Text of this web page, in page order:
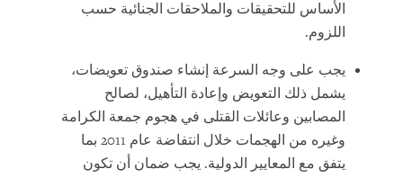
الأساس للتحقيقات والملاحقات الجنائية حسب
اللزوم.
يجب على وجه السرعة إنشاء صندوق تعويضات،
يشمل ذلك التعويض وإعادة التأهيل، لصالح
المصابين وعائلات القتلى في هجوم جمعة الكرامة
وغيره من الهجمات خلال انتفاضة عام 2011 بما
يتفق مع المعايير الدولية. يجب ضمان أن تكون